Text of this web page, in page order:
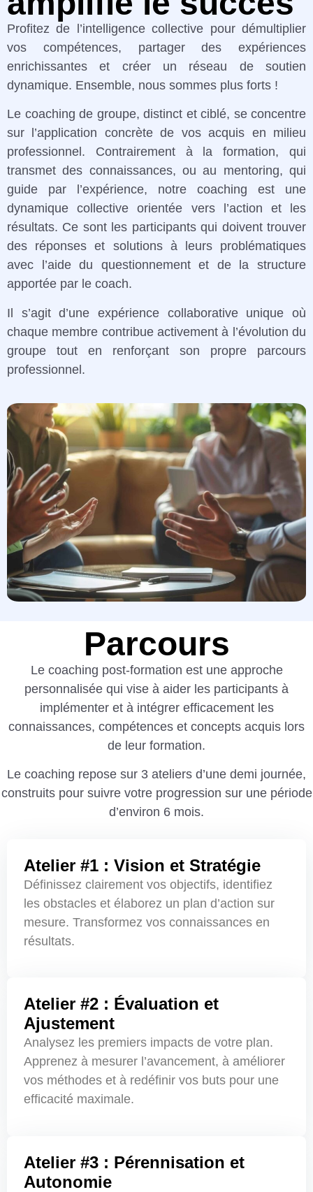
Profitez de l’intelligence collective pour démultiplier
vos compétences, partager des expériences
enrichissantes et créer un réseau de soutien
dynamique. Ensemble, nous sommes plus forts !
Le coaching de groupe, distinct et ciblé, se concentre
sur l’application concrète de vos acquis en milieu
professionnel. Contrairement à la formation, qui
transmet des connaissances, ou au mentoring, qui
guide par l’expérience, notre coaching est une
dynamique collective orientée vers l’action et les
résultats. Ce sont les participants qui doivent trouver
des réponses et solutions à leurs problématiques
avec l’aide du questionnement et de la structure
apportée par le coach.
Il s’agit d’une expérience collaborative unique où
chaque membre contribue activement à l’évolution du
groupe tout en renforçant son propre parcours
professionnel.
Parcours
Le coaching post-formation est une approche
personnalisée qui vise à aider les participants à
implémenter et à intégrer efficacement les
connaissances, compétences et concepts acquis lors
de leur formation.
Le coaching repose sur 3 ateliers d’une demi journée,
construits pour suivre votre progression sur une période
d’environ 6 mois.
Atelier #1 : Vision et Stratégie
Définissez clairement vos objectifs, identifiez
les obstacles et élaborez un plan d’action sur
mesure. Transformez vos connaissances en
résultats.
Atelier #2 : Évaluation et
Ajustement
Analysez les premiers impacts de votre plan.
Apprenez à mesurer l’avancement, à améliorer
vos méthodes et à redéfinir vos buts pour une
efficacité maximale.
Atelier #3 : Pérennisation et
Autonomie